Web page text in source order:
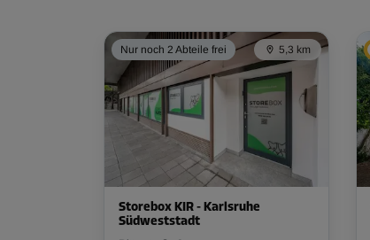
Nur noch 2 Abteile frei 5,3 km
Storebox KIR - Karlsruhe
Südweststadt